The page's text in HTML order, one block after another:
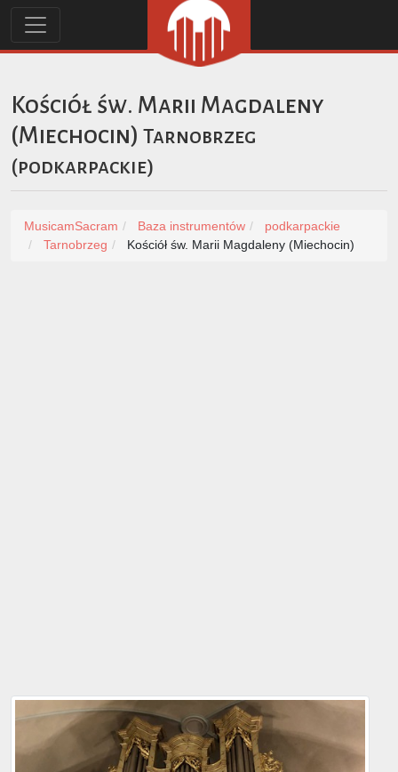
Kościół św. Marii Magdaleny
(Miechocin) Tarnobrzeg
(podkarpackie)
MusicamSacram Baza instrumentów
podkarpackie
Tarnobrzeg
Kościół św. Marii Magdaleny (Miechocin)